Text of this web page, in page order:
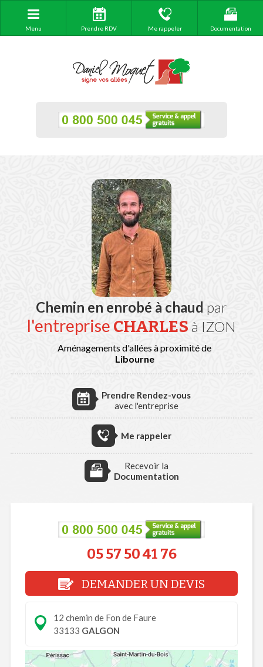
Menu Prendre RDV Me rappeler Documentation
Chemin en enrobé à chaud par
l'entreprise CHARLES à IZON
Aménagements d'allées à proximité de
Libourne
Prendre Rendez-vous
avec l'entreprise
Me rappeler
Recevoir la
Documentation
05 57 50 41 76
DEMANDER UN DEVIS
12 chemin de Fon de Faure
33133 GALGON